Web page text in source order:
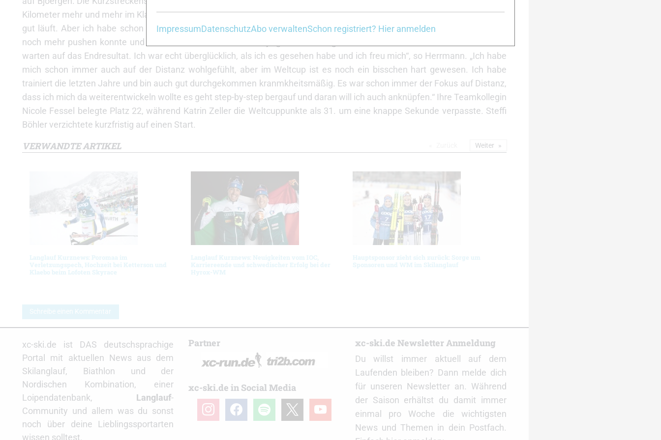
Kilometer mehr und mehr im Klassement nach vorn schieben. „Ich bin sehr zufrieden und hätte das nicht gedacht, das es so
gut läuft. Aber ich habe schon während des Rennens gemerkt, dass ich sehr gleichmäßig durchkomme und ich am Ende
noch mehr pushen konnte und mehr Reserven hatte. Ich bin ja gleich als 20. gestartet und im Ziel musste ich dann noch
warten auf das Endresultat. Ich war echt überglücklich, als ich es gesehen habe und ich freu mich“, so Herrmann. „Ich habe
mich schon immer auch auf der Distanz wohlgefühlt, aber im Weltcup ist es noch ein bisschen hart gewesen. Ich habe
trainiert die letzten Jahre und bin auch gut durchgekommen kranmkheitsmäßig. Es war schon immer der Fokus auf Distanz,
dass ich mich da weiterentwickeln wollte es geht step-by-step bergauf und daran will ich auch anknüpfen.“ Ihre Teamkollegin
Nicole Fessel belegte Platz 22, während Katrin Zeller die Weltcuppunkte als 31. um eine knappe Sekunde verpasste. Steffi
Böhler verzichtete kurzfristig auf einen Start.
VERWANDTE ARTIKEL
Langlauf Kurznews: Poromaa im
Verletzungspech, Hochzeit bei Ketterson und
Klaebo beim Lofoten Skyrace
Langlauf Kurznews: Neuigkeiten vom IOC,
Karriereende und schwedischer Erfolg bei der
Hyrox-WM
Hauptsponsor zieht sich zurück: Sorge um
Sponsoren und WM im Skilanglauf
Weiter
Schreibe einen Kommentar
xc-ski.de ist DAS deutschsprachige
Portal mit aktuellen News aus dem
Skilanglauf, Biathlon und der
Nordischen Kombination, einer
Loipendatenbank, Langlauf-
Community und allem was du sonst
noch über deine Lieblingssportarten
wissen solltest.
Partner
xc-ski.de in Social Media
instagramfacebookspotify youtube
xc-ski.de Newsletter Anmeldung
Du willst immer aktuell auf dem
Laufenden bleiben? Dann melde dich
für unseren Newsletter an. Während
der Saison erhältst du damit immer
einmal pro Woche die wichtigsten
News und Themen in dein Postfach.
ImpressumDatenschutzAbo verwaltenSchon registriert? Hier anmelden